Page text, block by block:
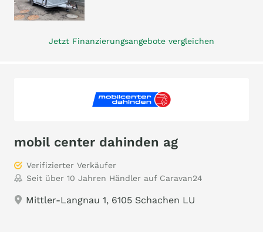
Jetzt Finanzierungsangebote vergleichen
mobil center dahinden ag
Verifizierter Verkäufer
Seit über 10 Jahren Händler auf Caravan24
Mittler-Langnau 1, 6105 Schachen LU